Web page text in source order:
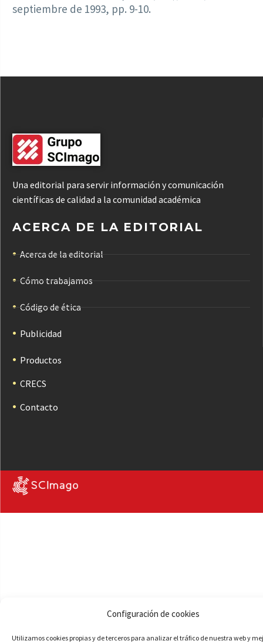
Configuración de cookies
Utilizamos cookies propias y de terceros para analizar el tráfico de nuestra web y
septiembre de 1993, pp. 9-10.
Una editorial para servir información y comunicación
científicas de calidad a la comunidad académica
ACERCA DE LA EDITORIAL
Acerca de la editorial
Cómo trabajamos
Código de ética
Publicidad
Productos
CRECS
Contacto